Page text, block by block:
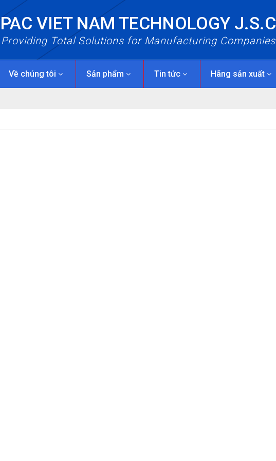
PAC VIET NAM TECHNOLOGY J.S.C
Providing Total Solutions for Manufacturing Companies
Về chúng tôi Sản phẩm Tin tức Hãng sản xuất